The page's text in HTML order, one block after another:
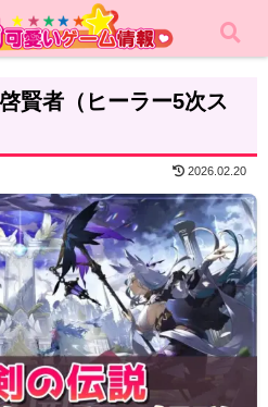
賢者（ヒーラー5次ス
2026.02.20